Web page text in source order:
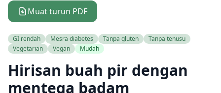
Muat turun PDF
GI rendah Mesra diabetes Tanpa gluten
Tanpa tenusu
Vegetarian
Vegan Mudah
Hirisan buah pir dengan
mentega badam